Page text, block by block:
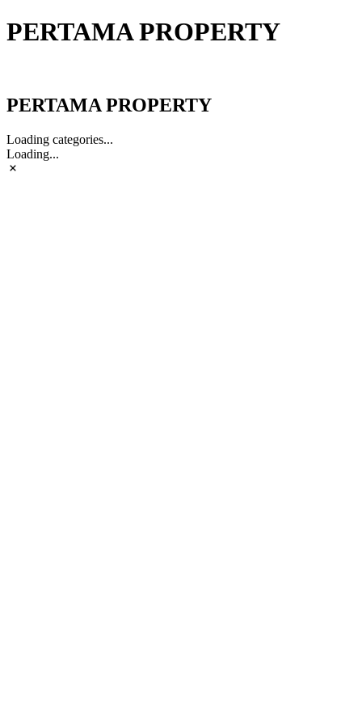
PERTAMA PROPERTY
PERTAMA PROPERTY
Loading categories...
Loading...